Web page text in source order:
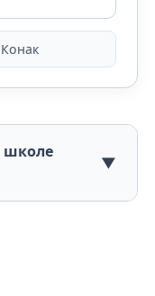
школе
▼